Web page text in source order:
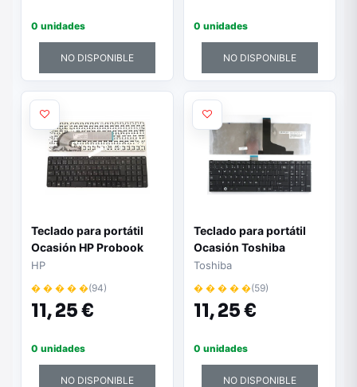
0 unidades
NO DISPONIBLE
0 unidades
NO DISPONIBLE
Teclado para portátil
Ocasión HP Probook
450 g0 / 450 g1 / 450
g2 / 455 g1 / Negro con
marco / Japones teclas
en castellano
HP
� � � � �(94)
11,25 €
0 unidades
NO DISPONIBLE
Teclado para portátil
Ocasión Toshiba
c850/c855/c870/l850/l855
negro sin marco inglés
+ pegatina castellano
Toshiba
� � � � �(59)
11,25 €
0 unidades
NO DISPONIBLE